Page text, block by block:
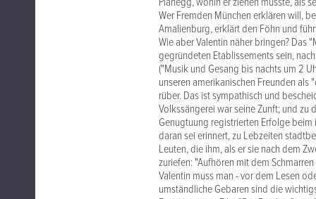
Wer Fremden München erklären will,
Amalienburg, erklärt den Föhn und
Wie aber Valentin näher bringen? Das
gegründeten Etablissements sein,
("Musik und Gesang bis nachts um 2
unseren amerikanischen Freunden
rüber. Das ist sympathisch und
Volkssängerei war seine Zunft; und zu
Genugtuung registrierten Erfolge
daran sei erinnert, zu Lebzeiten
Leuten, die ihm, als er sie nach dem
zuriefen: "Aufhören mit dem
Valentin muss man - vor dem Lesen
umständliche Gebaren sind die